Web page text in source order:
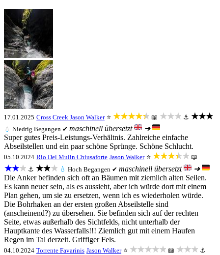
17.01.2025 Cross Creek Jason Walker ⭐ ★★★★★ 📖 ★★★ ⚓ ★★★
💧 Niedrig Begangen ✔ maschinell übersetzt
➜
Super gutes Preis-Leistungs-Verhältnis. Zahlreiche einfache
Abseilstellen und ein paar schöne Sprünge. Schöne Schlucht.
05.10.2024 Rio Del Mulin Chiusaforte Jason Walker ⭐ ★★★★★ 📖
★★★ ⚓ ★★★ 💧 Hoch Begangen ✔ maschinell übersetzt
➜
Die Anker befinden sich oft an Bäumen mit ziemlich alten Seilen.
Es kann neuer sein, als es aussieht, aber ich würde dort mit einem
Plan gehen, um sie zu ersetzen, wenn ich es wiederholen würde.
Die Bohrhaken an der ersten großen Abseilstelle sind
(anscheinend?) zu übersehen. Sie befinden sich auf der rechten
Seite, etwas außerhalb des Sichtfelds, nicht unterhalb der
Hauptkante des Wasserfalls!!! Ziemlich gut mit einem Haufen
Regen im Tal derzeit. Griffiger Fels.
04.10.2024 Torrente Favarinis Jason Walker ⭐ ★★★★★ 📖 ★★★ ⚓